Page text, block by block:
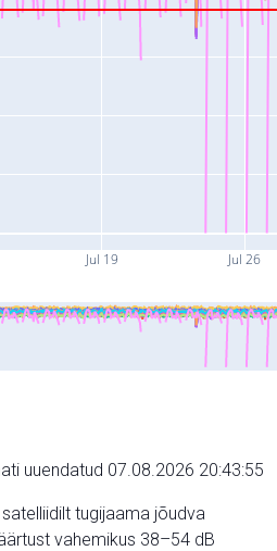
Jul 19 Jul 26
uuendatud 07.08.2026 20:43:55
tugijaama jõudva
vahemikus 38–54 dB